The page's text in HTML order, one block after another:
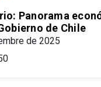
Panorama
de Chile
de 2025